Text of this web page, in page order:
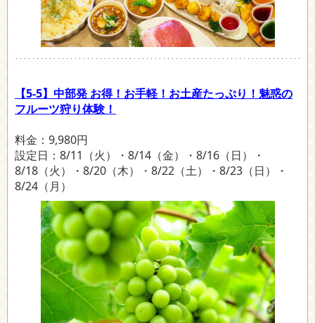
【5-5】中部発 お得！お手軽！お土産たっぷり！魅惑の
フルーツ狩り体験！
料金：9,980円
設定日：8/11（火）・8/14（金）・8/16（日）・
8/18（火）・8/20（木）・8/22（土）・8/23（日）・
8/24（月）